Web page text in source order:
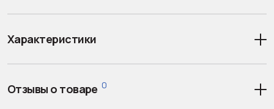
Характеристики
Отзывы о товаре 0